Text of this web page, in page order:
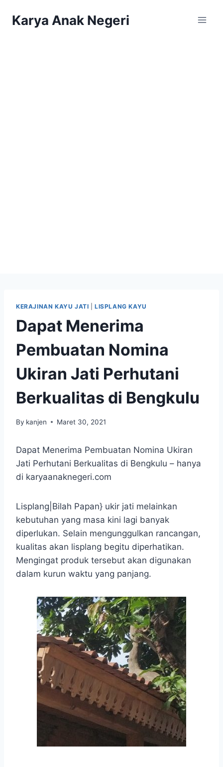
Karya Anak Negeri
KERAJINAN KAYU JATI |LISPLANG KAYU
Dapat Menerima
Pembuatan Nomina
Ukiran Jati Perhutani
Berkualitas di Bengkulu
By kanjen Maret 30, 2021
Dapat Menerima Pembuatan Nomina Ukiran
Jati Perhutani Berkualitas di Bengkulu – hanya
di karyaanaknegeri.com
Lisplang|Bilah Papan} ukir jati melainkan
kebutuhan yang masa kini lagi banyak
diperlukan. Selain mengunggulkan rancangan,
kualitas akan lisplang begitu diperhatikan.
Mengingat produk tersebut akan digunakan
dalam kurun waktu yang panjang.